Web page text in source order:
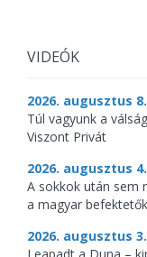
VIDEÓK
2026. augusztus 8.
Túl vagyunk a
Viszont Privát
2026. augusztus 4.
A sokkok után sem
a magyar
2026. augusztus 3.